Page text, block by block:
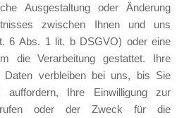
Ausgestaltung oder Änderung
zwischen Ihnen und uns
6 Abs. 1 lit. b DSGVO) oder eine
die Verarbeitung gestattet. Ihre
Daten verbleiben bei uns, bis Sie
Ihre Einwilligung zur
oder der Zweck für die